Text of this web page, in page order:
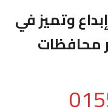
وتميز في
محافظات